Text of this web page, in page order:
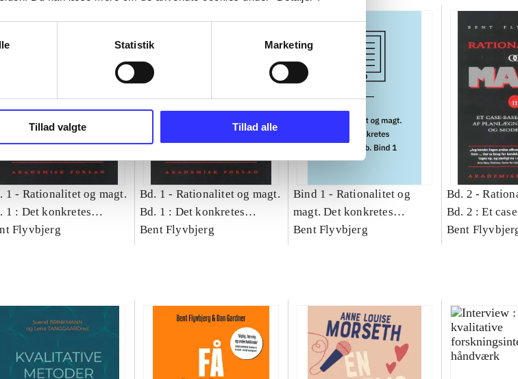
Statistik Marketing
Tillad valgte Tillad alle
1 - Rationalitet og magt.
1 : Det konkretes
Flyvbjerg
Bd. 1 - Rationalitet og magt.
Bd. 1 : Det konkretes
videnskab
Bent Flyvbjerg
Bind 1 - Rationalitet og
magt. Det konkretes
videnskab. Bind 1
Bent Flyvbjerg
Bd. 2 -
Bd. 2 : Et
studie af
Bent